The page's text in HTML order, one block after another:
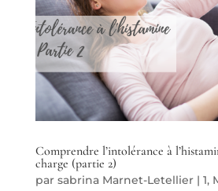
Comprendre l’intolérance à
charge (partie 2)
par sabrina Marnet-Letellier| 1,